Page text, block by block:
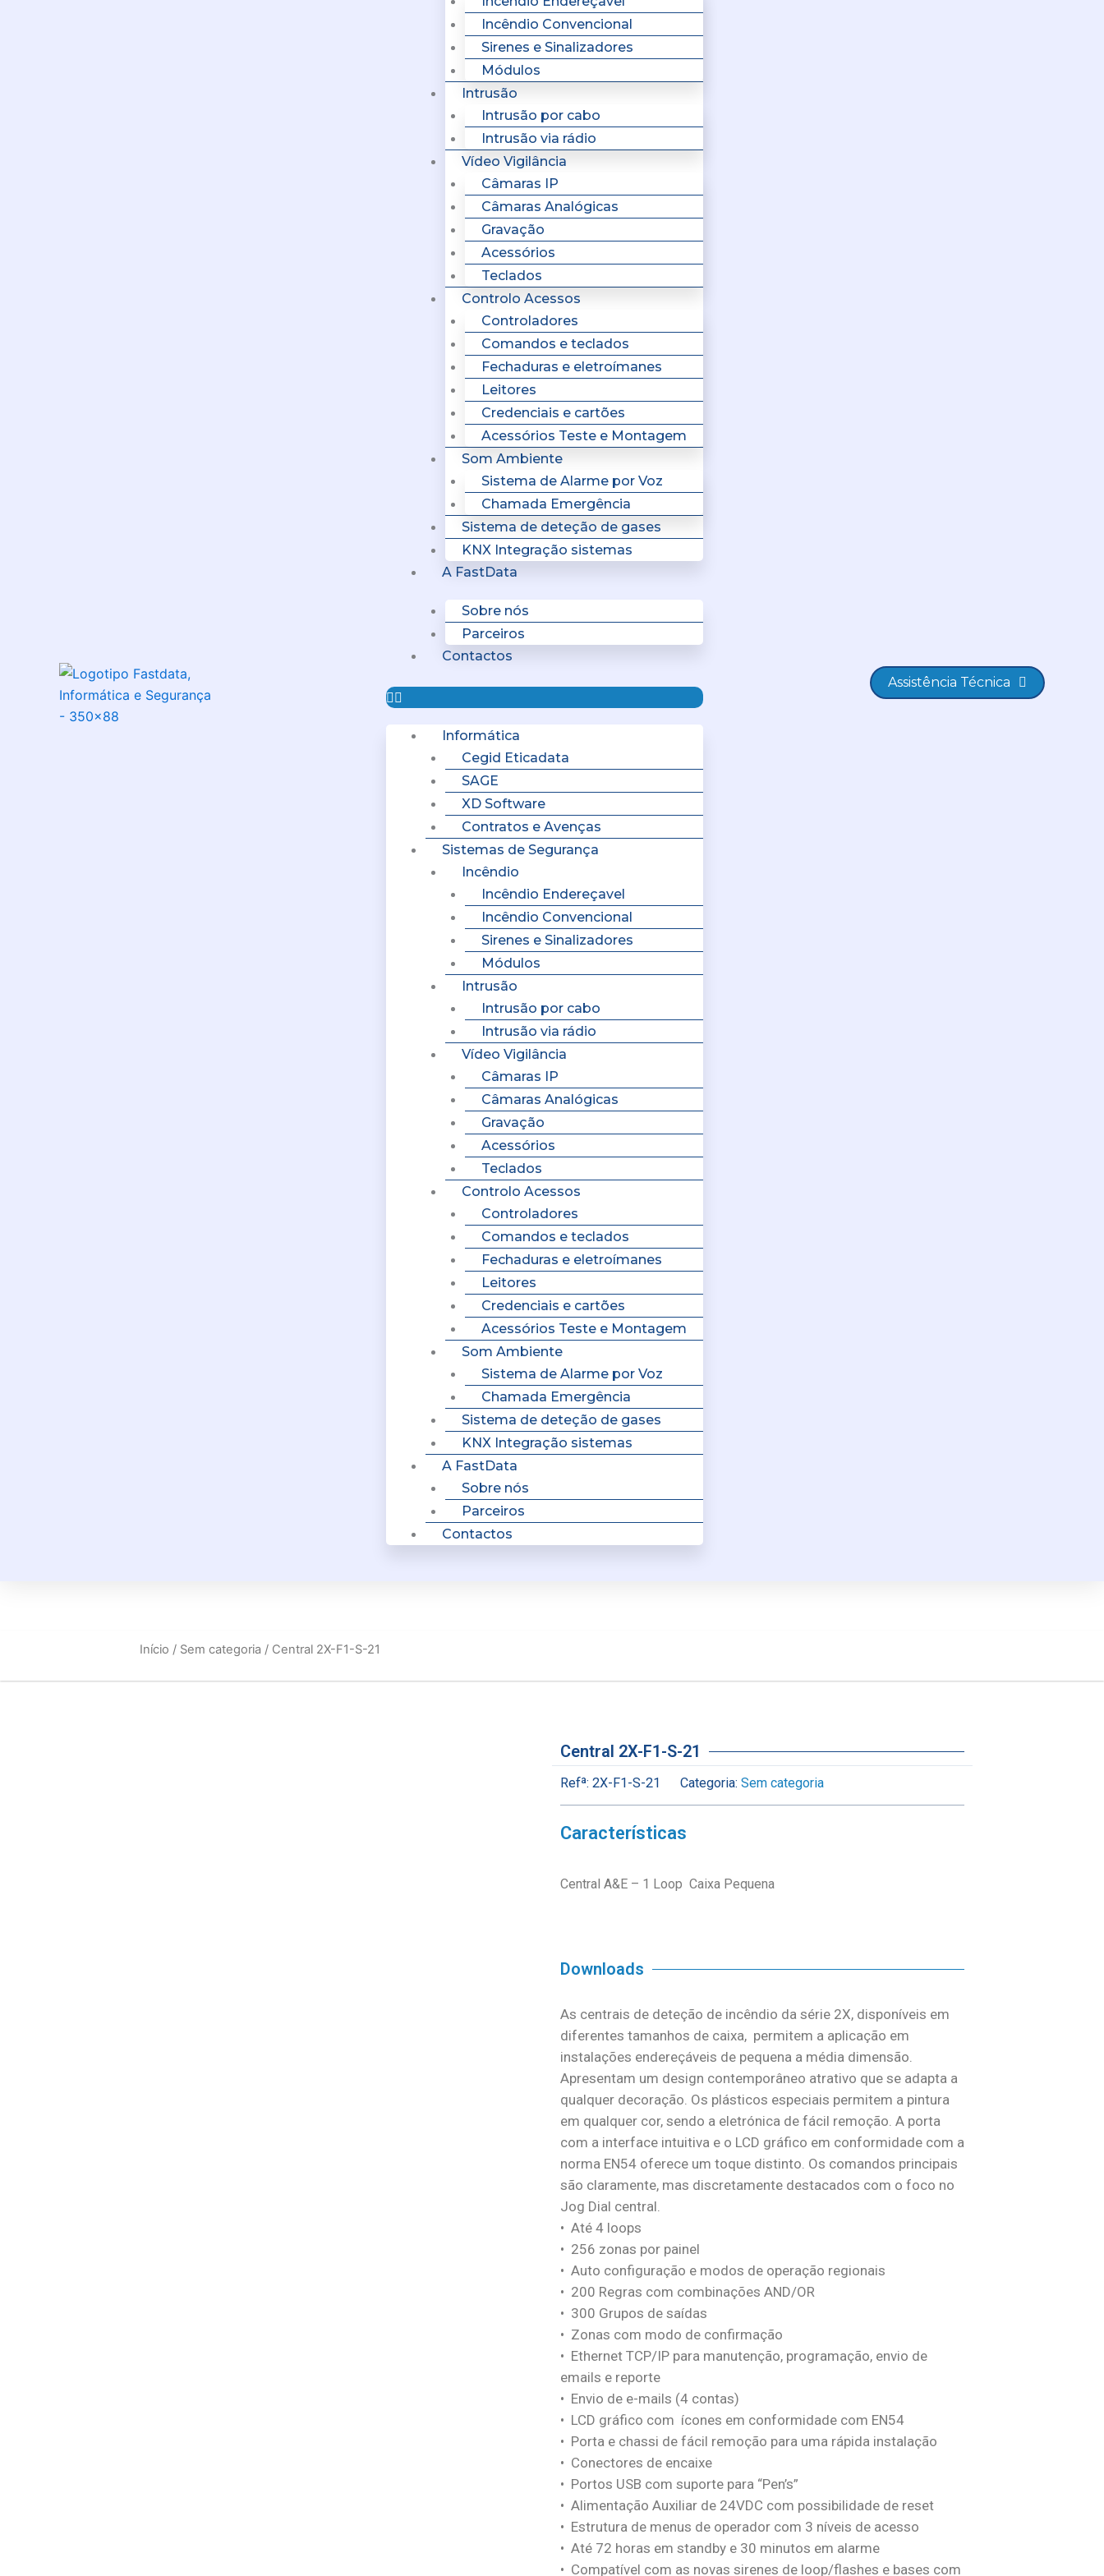
Incêndio Convencional
Sirenes e Sinalizadores
Módulos
Intrusão
Intrusão por cabo
Intrusão via rádio
Vídeo Vigilância
Câmaras IP
Câmaras Analógicas
Gravação
Acessórios
Teclados
Controlo Acessos
Controladores
Comandos e teclados
Fechaduras e eletroímanes
Leitores
Credenciais e cartões
Acessórios Teste e Montagem
Som Ambiente
Sistema de Alarme por Voz
Chamada Emergência
Sistema de deteção de gases
KNX Integração sistemas
A FastData
Sobre nós
Parceiros
Contactos
Informática
Cegid Eticadata
SAGE
XD Software
Contratos e Avenças
Sistemas de Segurança
Incêndio
Incêndio Endereçavel
Incêndio Convencional
Sirenes e Sinalizadores
Módulos
Intrusão
Intrusão por cabo
Intrusão via rádio
Vídeo Vigilância
Câmaras IP
Câmaras Analógicas
Gravação
Acessórios
Teclados
Controlo Acessos
Controladores
Comandos e teclados
Fechaduras e eletroímanes
Leitores
Credenciais e cartões
Acessórios Teste e Montagem
Som Ambiente
Sistema de Alarme por Voz
Chamada Emergência
Sistema de deteção de gases
KNX Integração sistemas
A FastData
Sobre nós
Parceiros
Contactos
Assistência Técnica
Início / Sem categoria / Central 2X-F1-S-21
Central 2X-F1-S-21
Refª: 2X-F1-S-21 Categoria: Sem categoria
Características
Central A&E – 1 Loop Caixa Pequena
Downloads
As centrais de deteção de incêndio da série 2X, disponíveis em
diferentes tamanhos de caixa, permitem a aplicação em
instalações endereçáveis de pequena a média dimensão.
Apresentam um design contemporâneo atrativo que se adapta a
qualquer decoração. Os plásticos especiais permitem a pintura
em qualquer cor, sendo a eletrónica de fácil remoção. A porta
com a interface intuitiva e o LCD gráfico em conformidade com a
norma EN54 oferece um toque distinto. Os comandos principais
são claramente, mas discretamente destacados com o foco no
Jog Dial central.
• Até 4 loops
• 256 zonas por painel
• Auto configuração e modos de operação regionais
• 200 Regras com combinações AND/OR
• 300 Grupos de saídas
• Zonas com modo de confirmação
• Ethernet TCP/IP para manutenção, programação, envio de
emails e reporte
• Envio de e-mails (4 contas)
• LCD gráfico com ícones em conformidade com EN54
• Porta e chassi de fácil remoção para uma rápida instalação
• Conectores de encaixe
• Portos USB com suporte para “Pen’s”
• Alimentação Auxiliar de 24VDC com possibilidade de reset
• Estrutura de menus de operador com 3 níveis de acesso
• Até 72 horas em standby e 30 minutos em alarme
• Compatível com as novas sirenes de loop/flashes e bases com